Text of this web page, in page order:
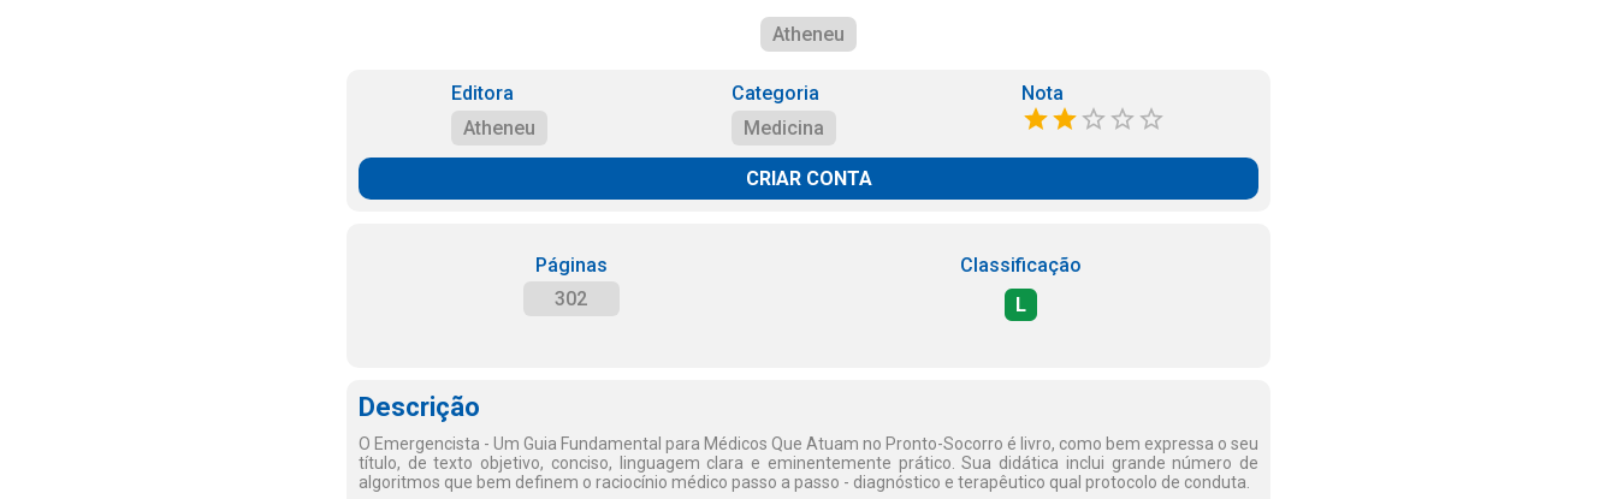
Atheneu
Editora
Atheneu
Categoria
Medicina
Nota
CRIAR CONTA
Páginas
302
Classificação
L
Descrição
O Emergencista - Um Guia Fundamental para Médicos Que Atuam no Pronto-Socorro é livro, como bem expressa o seu
título, de texto objetivo, conciso, linguagem clara e eminentemente prático. Sua didática inclui grande número de
algoritmos que bem definem o raciocínio médico passo a passo - diagnóstico e terapêutico qual protocolo de conduta.